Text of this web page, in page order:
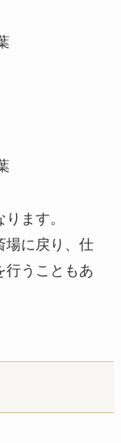
ます。
場に戻り、仕
行うこともあ